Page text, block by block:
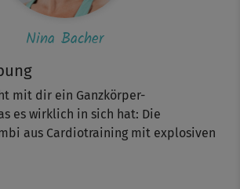
mit dir ein Ganzkörper-
es wirklich in sich hat: Die
aus Cardiotraining mit explosiven
Boxen verbessert nicht nur in
Nina Bacher